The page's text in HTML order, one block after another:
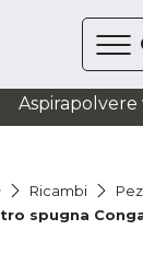
Aspirapolvere
Ricambi
spugna